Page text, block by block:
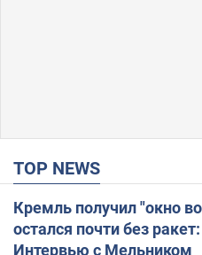
TOP NEWS
Кремль получил "окно
остался почти без
Интервью с Мельником